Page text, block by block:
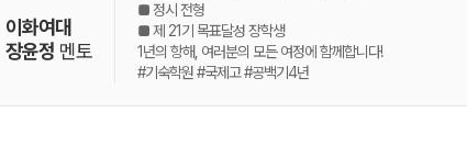
이화여대
장윤정 멘토
■ 정시 전형
■ 제 21기 목표달성 장학생
1년의 항해, 여러분의 모든 여정에 함께합니다!
#기숙학원 #국제고 #공백기4년